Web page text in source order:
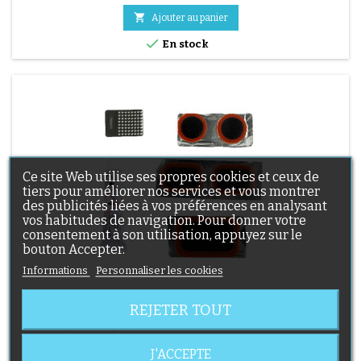
 Ajouter au panier
 En stock
sur la chambre à air. 2/ Frottez la surface qui va accueillir le patch
avec le grattoir fourni. 3/ Dégraissez, nettoyez et séchez la
Ce site Web utilise ses propres cookies et ceux de
tiers pour améliorer nos services et vous montrer
des publicités liées à vos préférences en analysant
vos habitudes de navigation. Pour donner votre
consentement à son utilisation, appuyez sur le
bouton Accepter.
Informations Personnaliser les cookies
REJETER TOUT
J'ACCEPTE